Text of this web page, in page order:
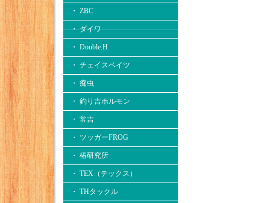
・ ZBC
・ ダイワ
・ Double.H
・ チェイスベイツ
・ 痴虫
・ 釣り吉ホルモン
・ 常吉
・ ツッガーFROG
・ 椿研究所
・ TEX（テックス）
・ THタックル